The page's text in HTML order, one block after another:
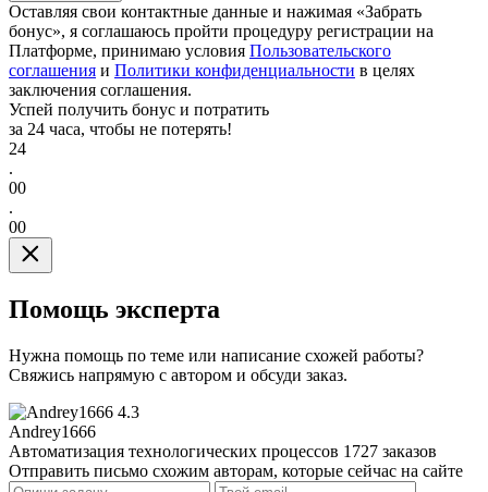
Оставляя свои контактные данные и нажимая «Забрать
бонус», я соглашаюсь пройти процедуру регистрации на
Платформе, принимаю условия Пользовательского
соглашения и Политики конфиденциальности в целях
заключения соглашения.
Успей получить бонус и потратить
за 24 часа, чтобы не потерять!
24
.
00
.
00
Помощь эксперта
Нужна помощь по теме или написание схожей работы?
Свяжись напрямую с автором и обсуди заказ.
4.3
Andrey1666
Автоматизация технологических процессов 1727 заказов
Отправить письмо схожим авторам, которые сейчас на сайте